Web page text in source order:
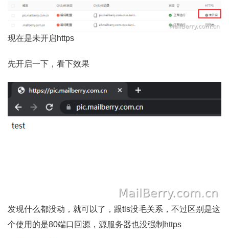
现在是未开启https
先开启一下，看下效果
发现什么都没动，就可以了，跟tls没毛关系，不过区别是这
个使用的是80端口回源，源服务器也没强制https